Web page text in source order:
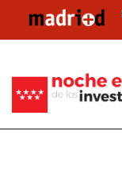
contenido